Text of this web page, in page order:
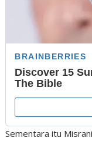
Sementara itu